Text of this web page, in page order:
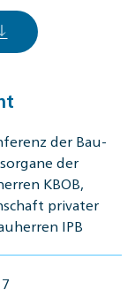
der Bau-
der
KBOB,
privater
IPB